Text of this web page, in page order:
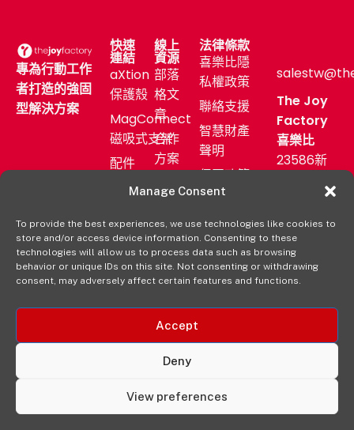
Manage Consent
To provide the best experiences, we use technologies like cookies to
store and/or access device information. Consenting to these
technologies will allow us to process data such as browsing
behavior or unique IDs on this site. Not consenting or withdrawing
consent, may adversely affect certain features and functions.
Accept
Deny
View preferences
專為行動工作
者打造的強固
型解決方案
快速
連結
aXtion
保護殼
MagConnect
磁吸式支架
配件
產業
購買
aXtion→
線上
資源
部落
格文
章
合作
方案
售後
服務
新聞
發佈
室
通路
法律條款
喜樂比隱
私權政策
聯絡支援
智慧財產
聲明
保固政策
The Joy
Factory
喜樂比
23586新
區中正路
872號11F
(02)
2222-
9827
© 2025 The Joy Factory, Inc. 版權。保留所有權利。